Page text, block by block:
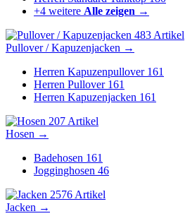
+4 weitere Alle zeigen →
483 Artikel
Pullover / Kapuzenjacken →
Herren Kapuzenpullover 161
Herren Pullover 161
Herren Kapuzenjacken 161
207 Artikel
Hosen →
Badehosen 161
Jogginghosen 46
2576 Artikel
Jacken →